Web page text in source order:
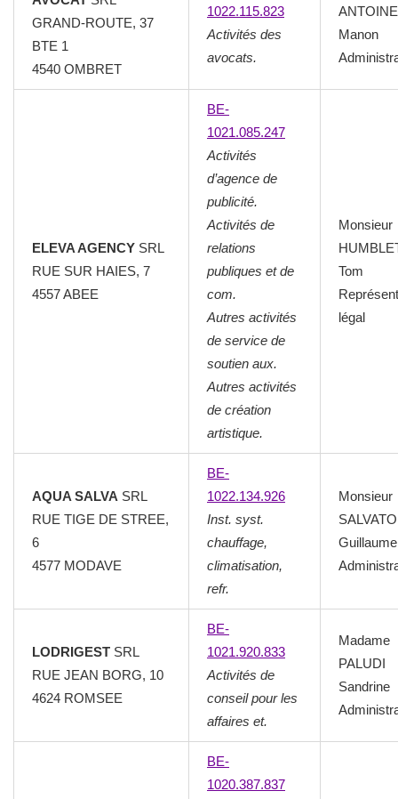
GRAND-ROUTE, 37
BTE 1
4540 OMBRET
1022.115.823
Activités des
avocats.
ANTOINE
Manon
ELEVA AGENCY SRL
RUE SUR HAIES, 7
4557 ABEE
BE-
1021.085.247
Activités
d’agence de
publicité.
Activités de
relations
publiques et de
com.
Autres activités
de service de
soutien aux.
Autres activités
de création
artistique.
Monsieur
Tom
légal
AQUA SALVA SRL
RUE TIGE DE STREE,
6
4577 MODAVE
BE-
1022.134.926
Inst. syst.
chauffage,
climatisation,
refr.
Monsieur
Guillaume
LODRIGEST SRL
RUE JEAN BORG, 10
4624 ROMSEE
BE-
1021.920.833
Activités de
conseil pour les
affaires et.
Madame
PALUDI
Sandrine
BE-
1020.387.837